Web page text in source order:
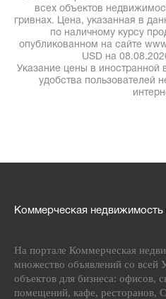
всех объектов
гривнах. Цена, указанная в
по наличному курсу
опубликованном на сайте
USD на
Указание цены в иностранной
удобства пользователей
Коммерческая недвижимость
На портале Коммерческая
множество объявлений со всей
объектов для бизнеса: офисов,
помещений, кафе, ресторанов,